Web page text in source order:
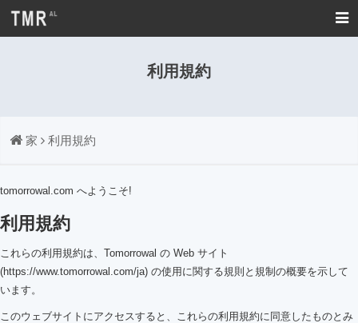
利用規約
家 利用規約
tomorrowal.com へようこそ!
利用規約
これらの利用規約は、Tomorrowal の Web サイト
(https://www.tomorrowal.com/ja) の使用に関する規則と規制の概要を示して
います。
このウェブサイトにアクセスすると、これらの利用規約に同意したものとみ